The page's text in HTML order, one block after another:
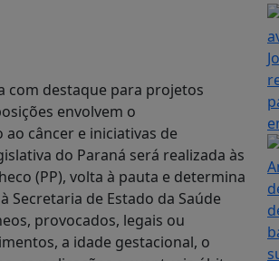
com destaque para projetos
envolvem o
câncer e iniciativas de
do Paraná será realizada às
(PP), volta à pauta e determina
Secretaria de Estado da Saúde
provocados, legais ou
a idade gestacional, o